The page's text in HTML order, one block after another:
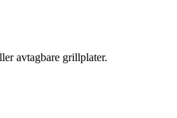
avtagbare grillplater.